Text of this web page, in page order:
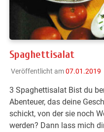
Spaghettisalat
Veröffentlicht am07.01.2019
3 Spaghettisalat Bist du
Abenteuer, das deine
schickt, von der sie noch
werden? Dann lass mich